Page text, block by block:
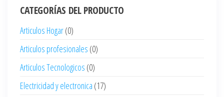
CATEGORÍAS DEL PRODUCTO
Articulos Hogar(0)
Articulos profesionales (0)
Articulos Tecnologicos (0)
Electricidad y electronica (17)